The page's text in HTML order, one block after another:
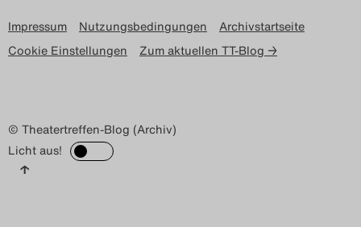
Impressum Nutzungsbedingungen
Archivstartseite
Cookie Einstellungen
Zum aktuellen TT-Blog →
© Theatertreffen-Blog (Archiv)
Licht aus!
↑